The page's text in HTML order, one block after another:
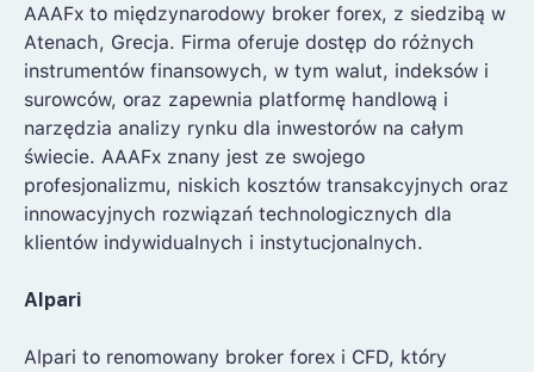
AAAFx to międzynarodowy broker forex, z siedzibą w
Atenach, Grecja. Firma oferuje dostęp do różnych
instrumentów finansowych, w tym walut, indeksów i
surowców, oraz zapewnia platformę handlową i
narzędzia analizy rynku dla inwestorów na całym
świecie. AAAFx znany jest ze swojego
profesjonalizmu, niskich kosztów transakcyjnych oraz
innowacyjnych rozwiązań technologicznych dla
klientów indywidualnych i instytucjonalnych.
Alpari
Alpari to renomowany broker forex i CFD, który